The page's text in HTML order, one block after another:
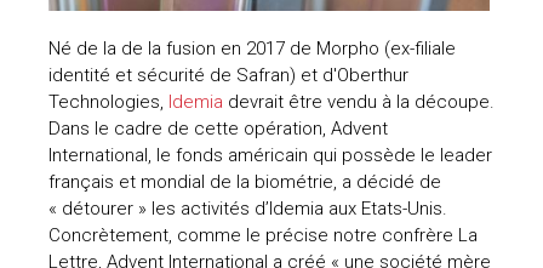
identité et sécurité de Safran) et d'Oberthur
Technologies,Idemia devrait être vendu à la découpe.
Dans le cadre de cette opération, Advent
International, le fonds américain qui possède le leader
français et mondial de la biométrie, a décidé de
« détourer » les activités d’Idemia aux Etats-Unis.
Concrètement, comme le précise notre confrère La
Lettre, Advent International a créé « une société mère
spécialement dédiée aux activités gouvernementales
d'Idemia aux États-Unis. » Cette société, de droit